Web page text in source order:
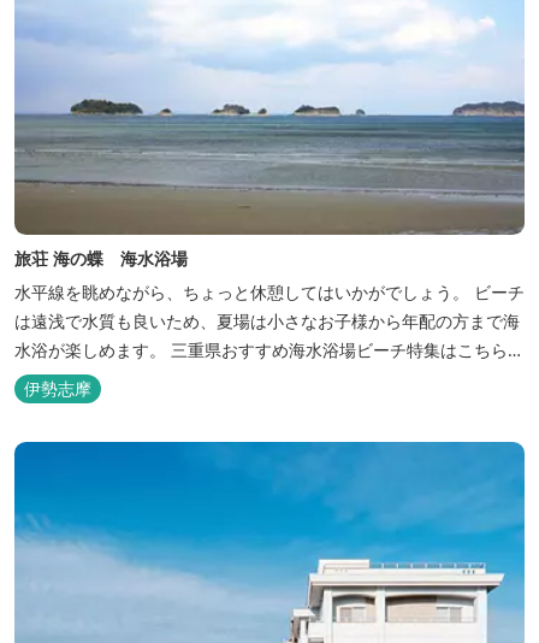
旅荘 海の蝶 海水浴場
水平線を眺めながら、ちょっと休憩してはいかがでしょう。 ビーチ
は遠浅で水質も良いため、夏場は小さなお子様から年配の方まで海
水浴が楽しめます。 三重県おすすめ海水浴場ビーチ特集はこちら
🏖三重の海水浴場ビーチ特集 プー...
伊勢志摩